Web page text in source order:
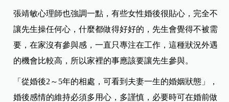
張靖敏心理師也強調一點，有些女性婚後很貼心，完全不
讓先生操任何心，什麼都做得好好的，先生會覺得不被需
要，在家沒有參與感，一直只專注在工作，這種狀況外遇
的機會比較高，所以家裡的事應該要讓先生參與。
「從婚後2～5年的相處 ，可看到夫妻一生的婚姻狀態」，
婚後感情的維持必須多用心，多謹慎，必要時可在婚前做